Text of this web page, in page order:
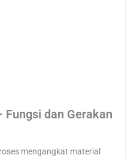
Fungsi dan Gerakan
mengangkat material